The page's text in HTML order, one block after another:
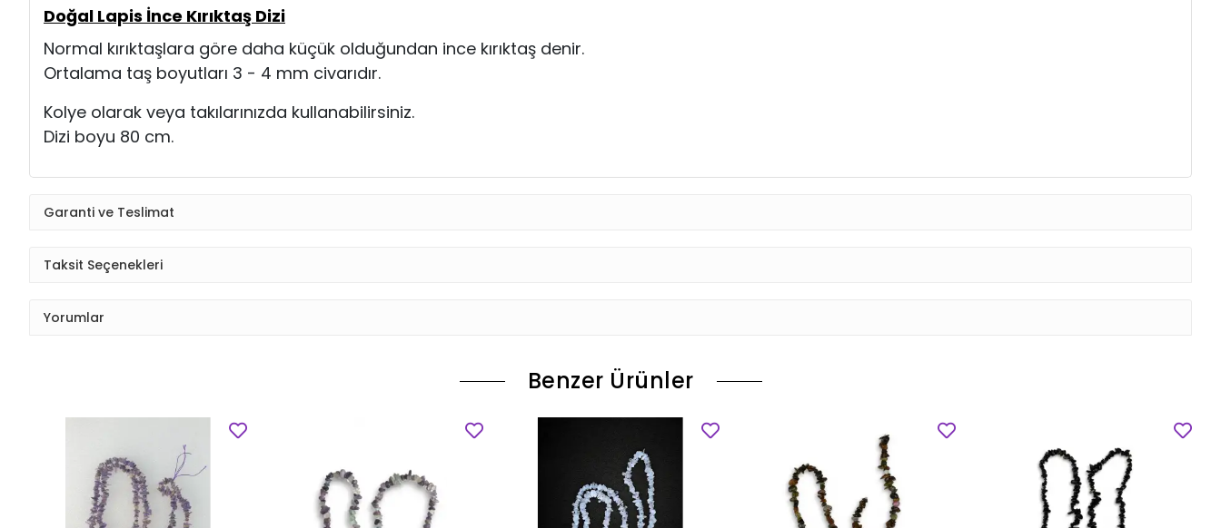
Doğal Lapis İnce Kırıktaş Dizi
Normal kırıktaşlara göre daha küçük olduğundan ince kırıktaş denir.
Ortalama taş boyutları 3 - 4 mm civarıdır.
Kolye olarak veya takılarınızda kullanabilirsiniz.
Dizi boyu 80 cm.
Garanti ve Teslimat
Taksit Seçenekleri
Yorumlar
Benzer Ürünler